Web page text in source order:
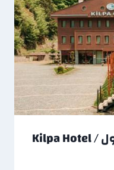
فندق كيلبا هوتيل اوزنجول / Kilpa Hotel